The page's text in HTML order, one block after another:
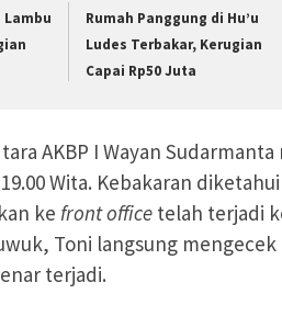
Lambu
Rumah Panggung di Hu’u
Ludes Terbakar, Kerugian
Capai Rp50 Juta
AKBP I Wayan
Wita. Kebakaran
ke front office telah terjadi
Toni langsung
terjadi.